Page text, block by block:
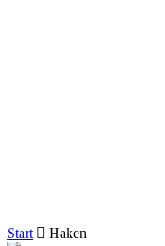
Start Haken